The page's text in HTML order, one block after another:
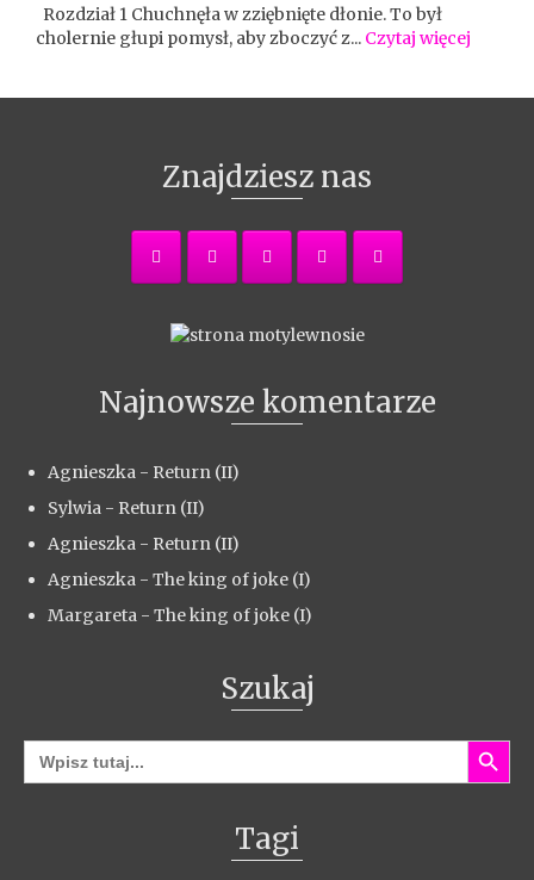
Rozdział 1 Chuchnęła w zziębnięte dłonie. To był
cholernie głupi pomysł, aby zboczyć z... Czytaj więcej
Znajdziesz nas
Najnowsze komentarze
Agnieszka - Return (II)
Sylwia - Return (II)
Agnieszka - Return (II)
Agnieszka - The king of joke (I)
Margareta - The king of joke (I)
Szukaj
Search
for:
Search Button
Tagi